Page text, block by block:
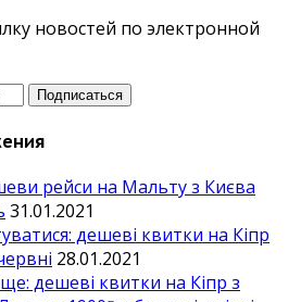
новостей по электронной
рейси на Мальту з Києва
31.01.2021
дешеві квитки на Кіпр
28.01.2021
дешеві квитки на Кіпр з